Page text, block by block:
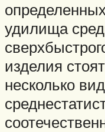
удилища
изделия
несколько